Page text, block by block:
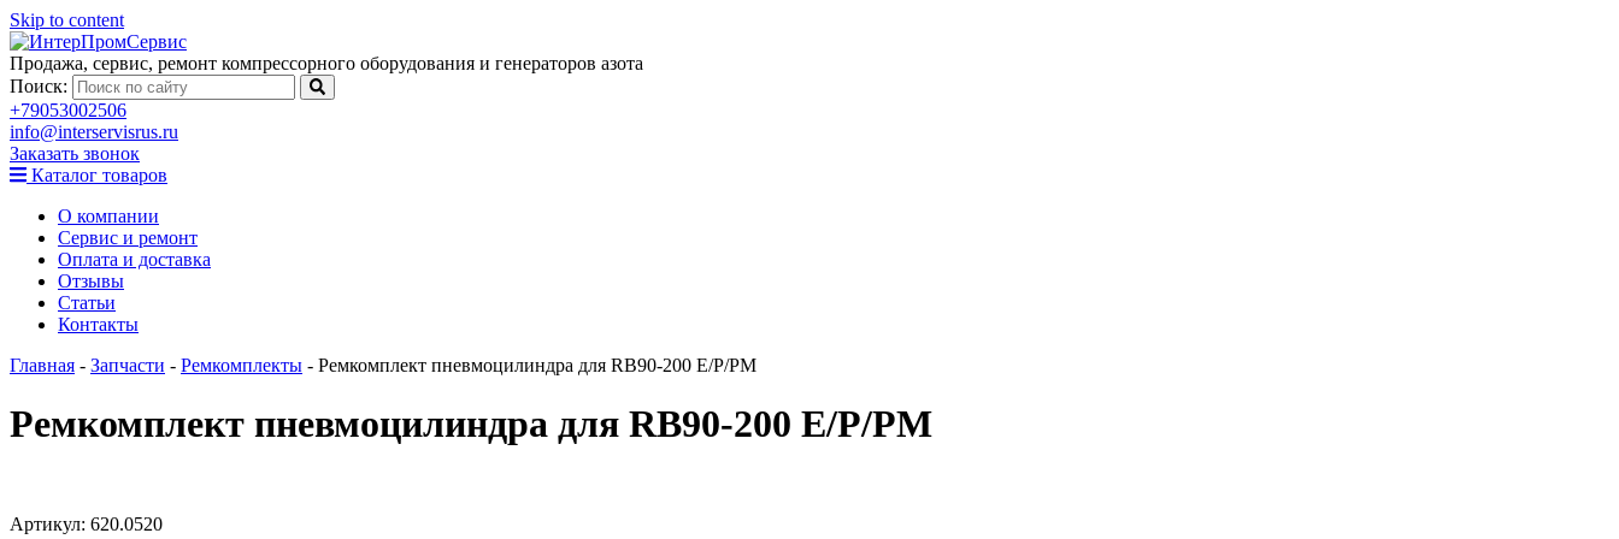
Skip to content
Продажа, сервис, ремонт компрессорного оборудования и генераторов азота
Поиск:
+79053002506
info@interservisrus.ru
Заказать звонок
Каталог товаров
О компании
Сервис и ремонт
Оплата и доставка
Отзывы
Статьи
Контакты
Главная - Запчасти - Ремкомплекты - Ремкомплект пневмоцилиндра для RB90-200 E/P/PM
Ремкомплект пневмоцилиндра для RB90-200 E/P/PM
Артикул: 620.0520